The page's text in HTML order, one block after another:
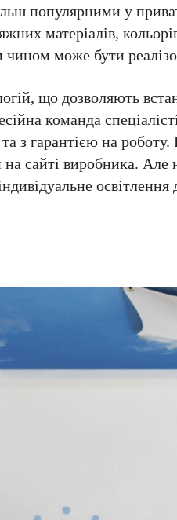
популярними у
матеріалів,
чином може бути
що дозволяють
команда
з гарантією на
сайті виробника. Але